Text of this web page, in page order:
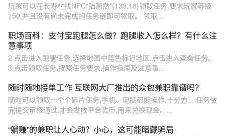
玩家可以在长寿村找NPC“陆萧然”(139,18)领取任务,要求玩家等级
≥50,并且没有尚未完成的任务链即可领取。 领取...
职场百科：支付宝跑腿怎么做？跑腿收入怎么样？有什么注
意事项
2.点击进入跑腿任务,选择地图中蓝色标记地区,点击进入查看任务。
3.点击领取任务,按照任务要求,操作指南及注意事...
随时随地接单工作 互联网大厂推出的众包兼职靠谱吗？
随时可以领取一个个碎片任务,手机、电脑都能操作,十分方... 任务做
完提交审核通过,才会发放平台货币,用来兑换现金。...
“躺赚”的兼职让人心动？小心，这可能暗藏骗局